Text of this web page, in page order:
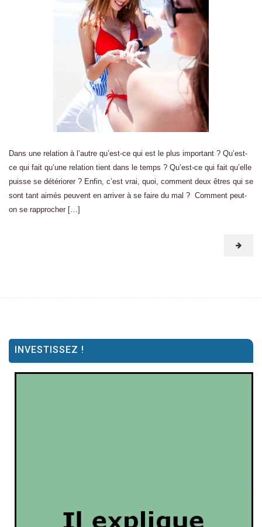
Dans une relation à l’autre qu’est-ce qui est le plus important ? Qu’est-
ce qui fait qu’une relation tient dans le temps ? Qu’est-ce qui fait qu’elle
puisse se détériorer ? Enfin, c’est vrai, quoi, comment deux êtres qui se
sont tant aimés peuvent en arriver à se faire du mal ? Comment peut-
on se rapprocher […]
INVESTISSEZ !